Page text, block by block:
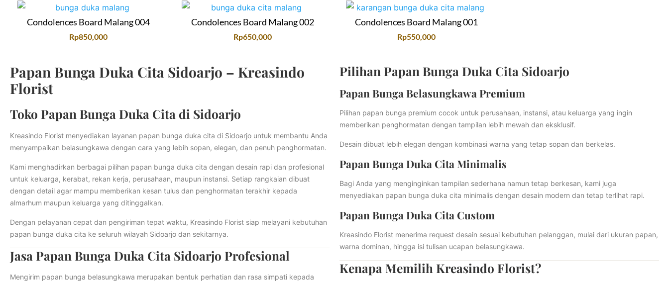
Condolences Board Malang 004
Rp850,000
Condolences Board Malang 002
Rp650,000
Condolences Board Malang 001
Rp550,000
Papan Bunga Duka Cita Sidoarjo – Kreasindo
Florist
Toko Papan Bunga Duka Cita di Sidoarjo
Kreasindo Florist menyediakan layanan papan bunga duka cita di Sidoarjo untuk membantu Anda
menyampaikan belasungkawa dengan cara yang lebih sopan, elegan, dan penuh penghormatan.
Kami menghadirkan berbagai pilihan papan bunga duka cita dengan desain rapi dan profesional
untuk keluarga, kerabat, rekan kerja, perusahaan, maupun instansi. Setiap rangkaian dibuat
dengan detail agar mampu memberikan kesan tulus dan penghormatan terakhir kepada
almarhum maupun keluarga yang ditinggalkan.
Dengan pelayanan cepat dan pengiriman tepat waktu, Kreasindo Florist siap melayani kebutuhan
papan bunga duka cita ke seluruh wilayah Sidoarjo dan sekitarnya.
Jasa Papan Bunga Duka Cita Sidoarjo Profesional
Mengirim papan bunga belasungkawa merupakan bentuk perhatian dan rasa simpati kepada
Pilihan Papan Bunga Duka Cita Sidoarjo
Papan Bunga Belasungkawa Premium
Pilihan papan bunga premium cocok untuk perusahaan, instansi, atau keluarga yang ingin
memberikan penghormatan dengan tampilan lebih mewah dan eksklusif.
Desain dibuat lebih elegan dengan kombinasi warna yang tetap sopan dan berkelas.
Papan Bunga Duka Cita Minimalis
Bagi Anda yang menginginkan tampilan sederhana namun tetap berkesan, kami juga
menyediakan papan bunga duka cita minimalis dengan desain modern dan tetap terlihat rapi.
Papan Bunga Duka Cita Custom
Kreasindo Florist menerima request desain sesuai kebutuhan pelanggan, mulai dari ukuran papan,
warna dominan, hingga isi tulisan ucapan belasungkawa.
Kenapa Memilih Kreasindo Florist?